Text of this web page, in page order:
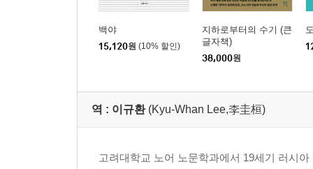
백야
15,120원 (10% 할인)
지하로부터의 수기 (큰
글자책)
38,000원
역 : 이규환 (Kyu-Whan Lee,李圭桓)
고려대학교 노어 노문학과에서 19세기 러시